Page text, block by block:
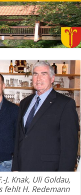
J. Knak, Uli Goldau,
fehlt H. Redemann